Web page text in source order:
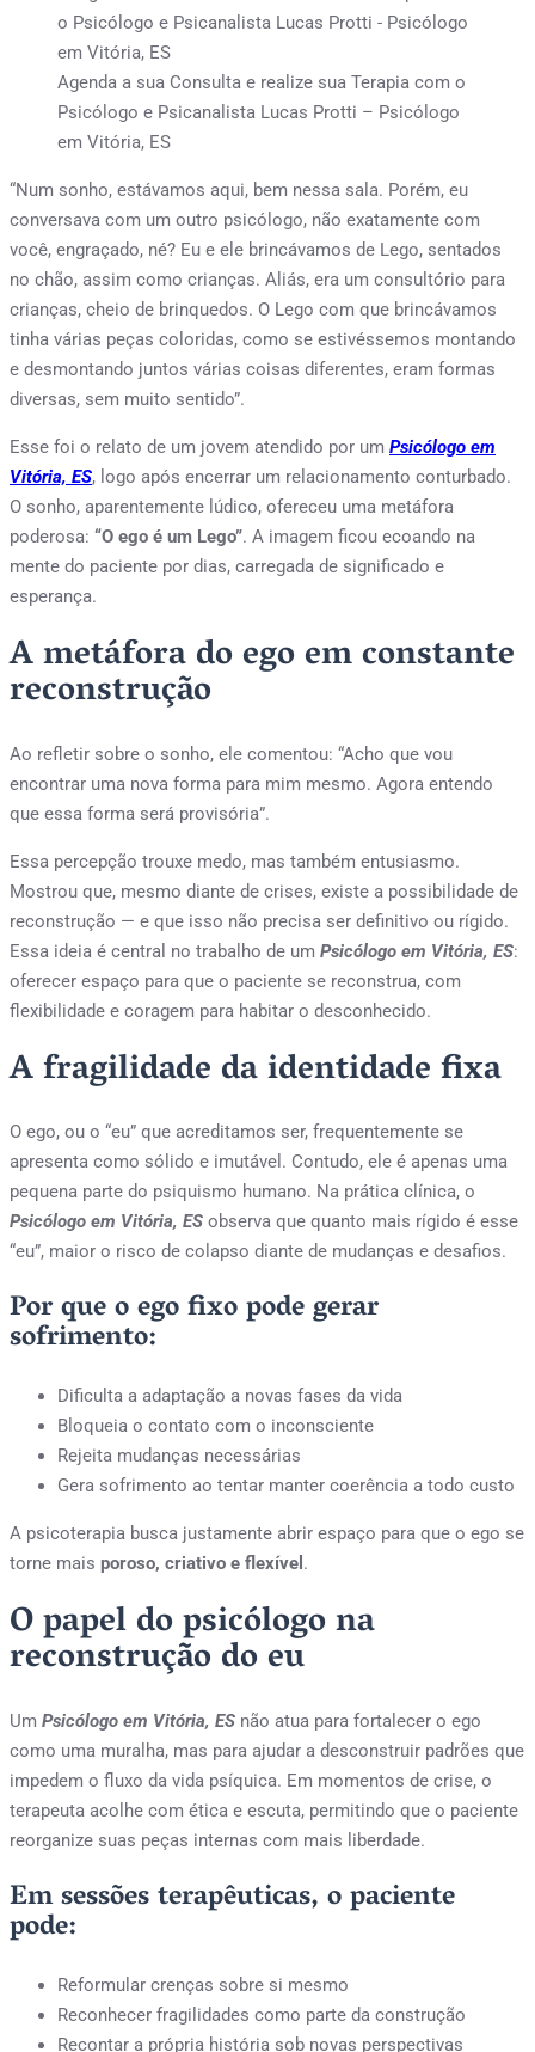
Agenda a sua Consulta e realize sua Terapia com o
Psicólogo e Psicanalista Lucas Protti – Psicólogo
em Vitória, ES
“Num sonho, estávamos aqui, bem nessa sala. Porém, eu
conversava com um outro psicólogo, não exatamente com
você, engraçado, né? Eu e ele brincávamos de Lego, sentados
no chão, assim como crianças. Aliás, era um consultório para
crianças, cheio de brinquedos. O Lego com que brincávamos
tinha várias peças coloridas, como se estivéssemos montando
e desmontando juntos várias coisas diferentes, eram formas
diversas, sem muito sentido”.
Esse foi o relato de um jovem atendido por um Psicólogo em
Vitória, ES, logo após encerrar um relacionamento conturbado.
O sonho, aparentemente lúdico, ofereceu uma metáfora
poderosa: “O ego é um Lego”. A imagem ficou ecoando na
mente do paciente por dias, carregada de significado e
esperança.
A metáfora do ego em constante
reconstrução
Ao refletir sobre o sonho, ele comentou: “Acho que vou
encontrar uma nova forma para mim mesmo. Agora entendo
que essa forma será provisória”.
Essa percepção trouxe medo, mas também entusiasmo.
Mostrou que, mesmo diante de crises, existe a possibilidade de
reconstrução — e que isso não precisa ser definitivo ou rígido.
Essa ideia é central no trabalho de um Psicólogo em Vitória, ES:
oferecer espaço para que o paciente se reconstrua, com
flexibilidade e coragem para habitar o desconhecido.
A fragilidade da identidade fixa
O ego, ou o “eu” que acreditamos ser, frequentemente se
apresenta como sólido e imutável. Contudo, ele é apenas uma
pequena parte do psiquismo humano. Na prática clínica, o
Psicólogo em Vitória, ES observa que quanto mais rígido é esse
“eu”, maior o risco de colapso diante de mudanças e desafios.
Por que o ego fixo pode gerar
sofrimento:
Dificulta a adaptação a novas fases da vida
Bloqueia o contato com o inconsciente
Rejeita mudanças necessárias
Gera sofrimento ao tentar manter coerência a todo custo
A psicoterapia busca justamente abrir espaço para que o ego se
torne mais poroso, criativo e flexível .
O papel do psicólogo na
reconstrução do eu
Um Psicólogo em Vitória, ES não atua para fortalecer o ego
como uma muralha, mas para ajudar a desconstruir padrões que
impedem o fluxo da vida psíquica. Em momentos de crise, o
terapeuta acolhe com ética e escuta, permitindo que o paciente
reorganize suas peças internas com mais liberdade.
Em sessões terapêuticas, o paciente
pode:
Reformular crenças sobre si mesmo
Reconhecer fragilidades como parte da construção
Recontar a própria história sob novas perspectivas